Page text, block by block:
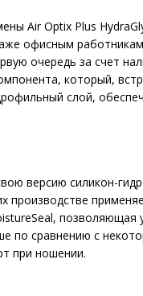
Air Optix Plus
офисным
очередь за счет
который,
слой,
версию силикон-
производстве
позволяющая
по сравнению с
при ношении.